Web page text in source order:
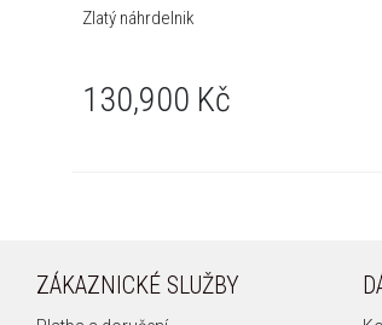
Zlatý náhrdelnik
130,900 Kč
ZÁKAZNICKÉ SLUŽBY